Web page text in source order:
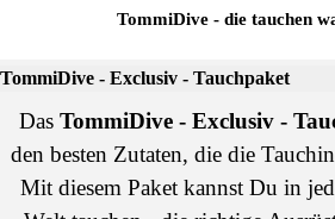
TommiDive - die tauchen
TommiDive - Exclusiv - Tauchpaket
DasTommiDive - Exclusiv -
den besten Zutaten, die die
Mit diesem Paket kannst Du in